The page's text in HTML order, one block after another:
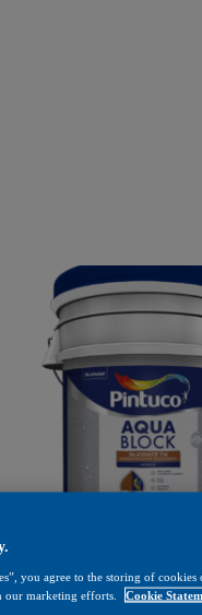
Siliconite
you agree to the storing of
our marketing efforts.
Cookie